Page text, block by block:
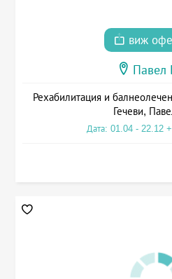
виж
Павел
Рехабилитация и
Гечеви,
Дата: 01.04 - 22.12